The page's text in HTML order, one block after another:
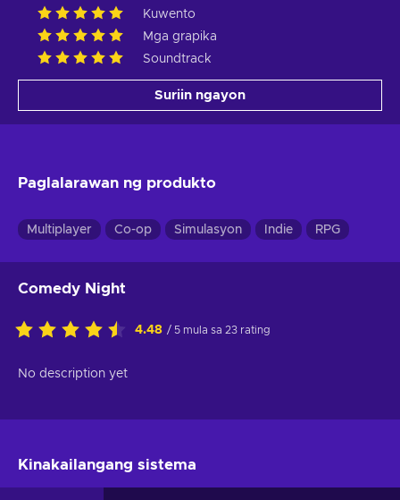
Kuwento
Mga grapika
Soundtrack
Suriin ngayon
Paglalarawan ng produkto
Multiplayer Co-op Simulasyon Indie RPG
Comedy Night
4.48 / 5 mula sa 23 rating
No description yet
Kinakailangang sistema